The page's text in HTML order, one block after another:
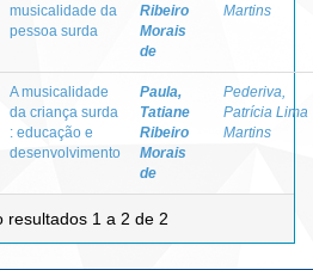
musicalidade da
pessoa surda
Ribeiro
Morais
de
Martins
A musicalidade
da criança surda
: educação e
desenvolvimento
Paula,
Tatiane
Ribeiro
Morais
de
Pederiva,
Patrícia Lima
Martins
resultados 1 a 2 de 2